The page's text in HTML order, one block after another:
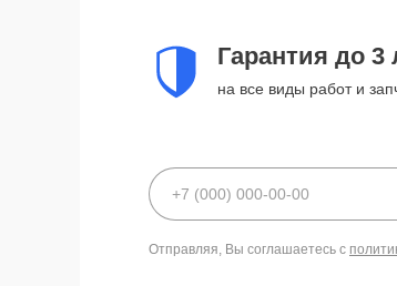
Гарантия до 3
на все виды работ и
Отправляя, Вы соглашаетесь с